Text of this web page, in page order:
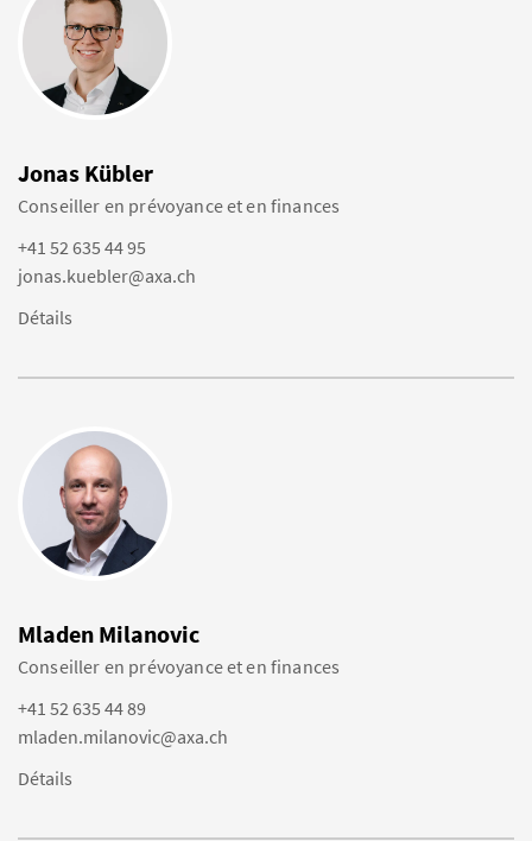
Jonas Kübler
Conseiller en prévoyance et en finances
+41 52 635 44 95
jonas.kuebler@axa.ch
Détails
Mladen Milanovic
Conseiller en prévoyance et en finances
+41 52 635 44 89
mladen.milanovic@axa.ch
Détails